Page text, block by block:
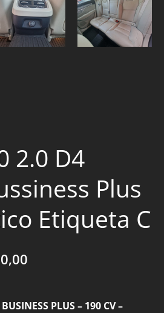
2.0 D4
Plus
Etiqueta C
PLUS – 190 CV –